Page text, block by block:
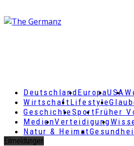
DeutschlandEuropaUSA
Wirtschaft Lifestyle
GeschichteSportFrüher
MedienVerteidigung
Natur & Heimat
Eilmeldungen